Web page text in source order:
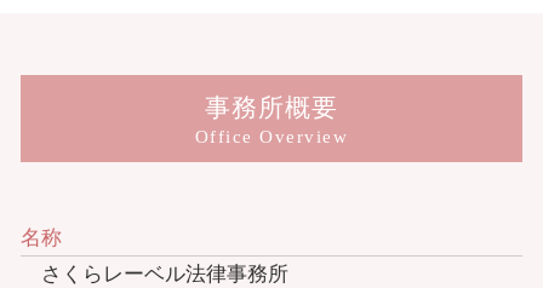
事務所概要
Office Overview
名称
さくらレーベル法律事務所